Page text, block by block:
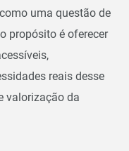
uma questão de
propósito é oferecer
reais desse
valorização da